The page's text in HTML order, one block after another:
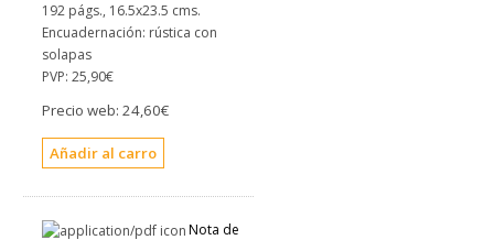
192 págs., 16.5x23.5 cms.
Encuadernación: rústica con
solapas
PVP: 25,90€
Precio web: 24,60€
Nota de